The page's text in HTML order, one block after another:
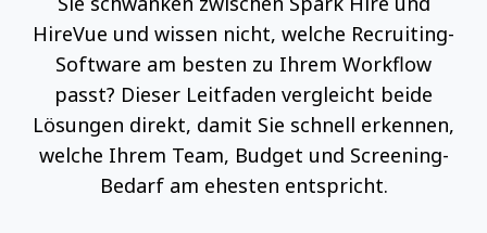
Sie schwanken zwischen Spark Hire und
HireVue und wissen nicht, welche Recruiting-
Software am besten zu Ihrem Workflow
passt? Dieser Leitfaden vergleicht beide
Lösungen direkt, damit Sie schnell erkennen,
welche Ihrem Team, Budget und Screening-
Bedarf am ehesten entspricht.